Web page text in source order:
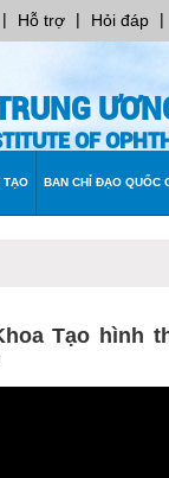
| Hỗ trợ | Hỏi đáp |
OF
TẠO BAN CHỈ ĐẠO QUỐC
Tạo hình